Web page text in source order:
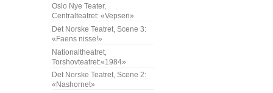
Oslo Nye Teater,
Centralteatret: «Vepsen»
Det Norske Teatret, Scene 3:
«Faens nisse!»
Nationaltheatret,
Torshovteatret:«1984»
Det Norske Teatret, Scene 2:
«Nashornet»